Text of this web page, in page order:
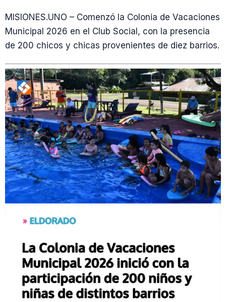
MISIONES.UNO – Comenzó la Colonia de Vacaciones
Municipal 2026 en el Club Social, con la presencia
de 200 chicos y chicas provenientes de diez barrios.